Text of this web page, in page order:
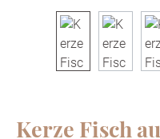
Kerze Fisch